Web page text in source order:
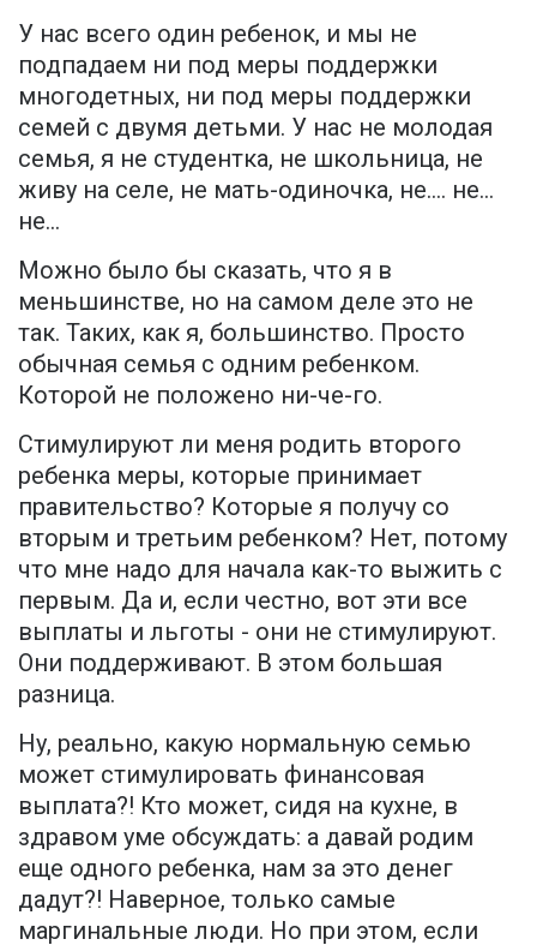
У нас всего один ребенок, и мы не
подпадаем ни под меры поддержки
многодетных, ни под меры поддержки
семей с двумя детьми. У нас не молодая
семья, я не студентка, не школьница, не
живу на селе, не мать-одиночка, не…. не…
не…
Можно было бы сказать, что я в
меньшинстве, но на самом деле это не
так. Таких, как я, большинство. Просто
обычная семья с одним ребенком.
Которой не положено ни-че-го.
Стимулируют ли меня родить второго
ребенка меры, которые принимает
правительство? Которые я получу со
вторым и третьим ребенком? Нет, потому
что мне надо для начала как-то выжить с
первым. Да и, если честно, вот эти все
выплаты и льготы - они не стимулируют.
Они поддерживают. В этом большая
разница.
Ну, реально, какую нормальную семью
может стимулировать финансовая
выплата?! Кто может, сидя на кухне, в
здравом уме обсуждать: а давай родим
еще одного ребенка, нам за это денег
дадут?! Наверное, только самые
маргинальные люди. Но при этом, если